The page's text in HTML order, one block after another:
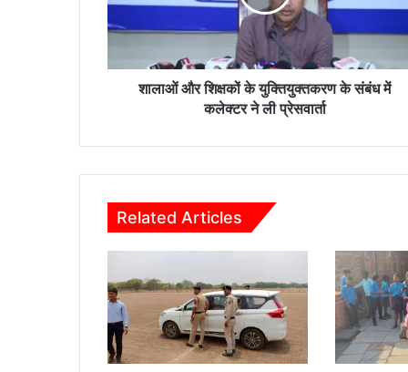
शि
क्ष
के
क्त
ण
में
ले
क्ट
शालाओं और शिक्षकों के युक्तियुक्तकरण के संबंध में
कलेक्टर ने ली प्रेसवार्ता
Related Articles